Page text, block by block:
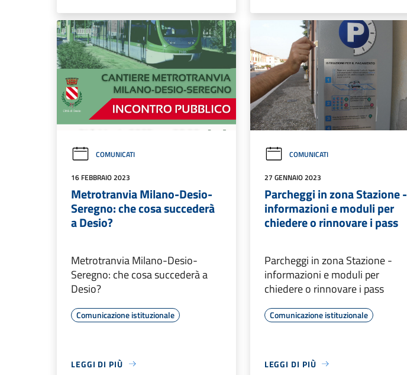
COMUNICATI
16 FEBBRAIO 2023
Metrotranvia Milano-Desio-
Seregno: che cosa succederà
a Desio?
Metrotranvia Milano-Desio-
Seregno: che cosa succederà a
Desio?
Comunicazione istituzionale
LEGGI DI PIÙ
COMUNICATI
27 GENNAIO 2023
Parcheggi in zona Stazione -
informazioni e moduli per
chiedere o rinnovare i pass
Parcheggi in zona Stazione -
informazioni e moduli per
chiedere o rinnovare i pass
Comunicazione istituzionale
LEGGI DI PIÙ